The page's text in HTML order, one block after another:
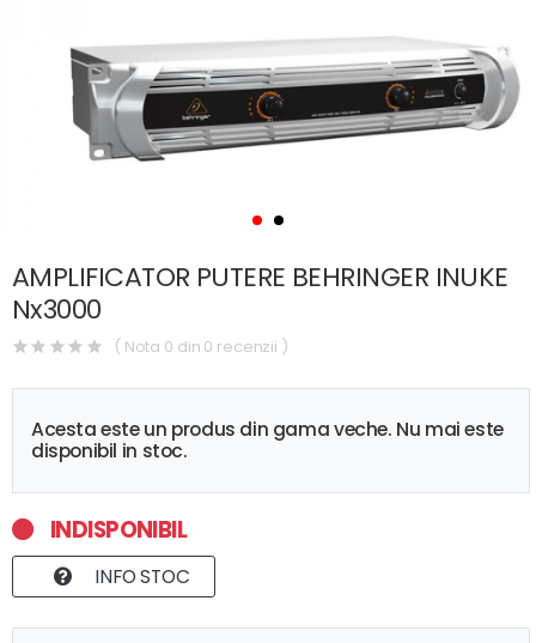
AMPLIFICATOR PUTERE BEHRINGER INUKE
Nx3000
( Nota 0 din 0 recenzii )
Acesta este un produs din gama veche. Nu mai este
disponibil in stoc.
INDISPONIBIL
INFO STOC